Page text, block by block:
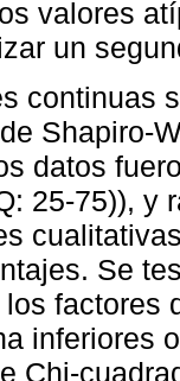
valores
un
continuas
Shapiro-
datos
25-75)), y
Se
factores
inferiores
Chi-